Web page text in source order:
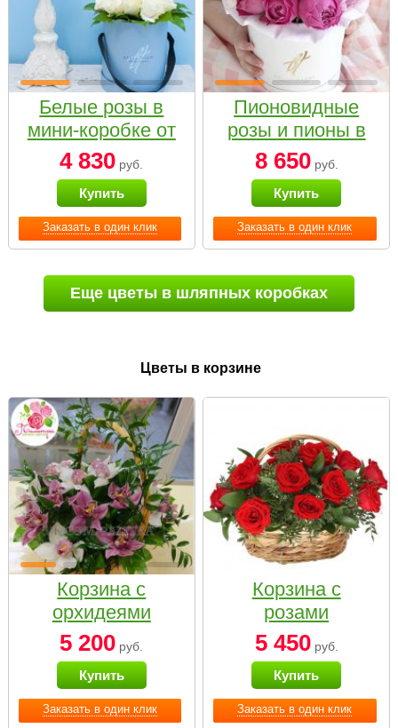
Заказать в один клик
Белые розы в
мини-коробке от
Bella Fiori
4 830 руб.
Купить
Заказать в один клик
Пионовидные
розы и пионы в
белой коробке
Small
8 650руб.
Купить
Еще цветы в шляпных коробках
Цветы в корзине
Заказать в один клик
Корзина с
орхидеями
малая
5 200 руб.
Купить
Заказать в один клик
Корзина с
розами
«Красный
Париж»
5 450руб.
Купить